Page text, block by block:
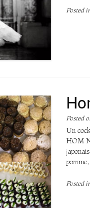
Posted
Posted
Un
HOM
Posted